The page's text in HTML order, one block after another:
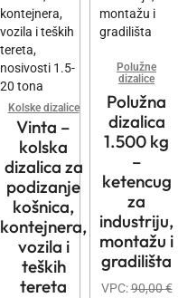
Kolske dizalice
Vinta –
kolska
dizalica za
podizanje
košnica,
kontejnera,
vozila i
teških
tereta
Polužne
dizalice
Polužna
dizalica
1.500 kg
–
ketencug
za
industriju,
montažu i
gradilišta
VPC:90,00€